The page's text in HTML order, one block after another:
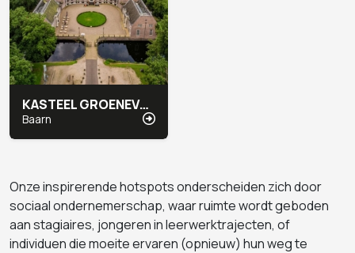
KASTEEL GROENEVELD
Baarn
Onze inspirerende hotspots onderscheiden zich door
sociaal ondernemerschap, waar ruimte wordt geboden
aan stagiaires, jongeren in leerwerktrajecten, of
individuen die moeite ervaren (opnieuw) hun weg te